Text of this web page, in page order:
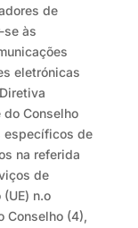
de
se às
eletrónicas
do Conselho
específicos de
na referida
de
n.o
Conselho (4),